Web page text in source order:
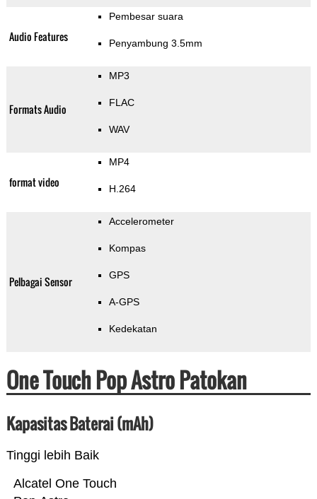
Audio Features
Pembesar suara
Penyambung 3.5mm
Formats Audio
MP3
FLAC
WAV
format video
MP4
H.264
Pelbagai Sensor
Accelerometer
Kompas
GPS
A-GPS
Kedekatan
One Touch Pop Astro Patokan
Kapasitas Baterai (mAh)
Tinggi lebih Baik
Alcatel One Touch